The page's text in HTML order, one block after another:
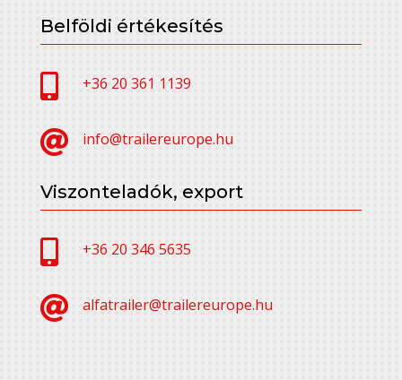
Belföldi értékesítés
 +36 20 361 1139
 info@trailereurope.hu
Viszonteladók, export
 +36 20 346 5635
 alfatrailer@trailereurope.hu